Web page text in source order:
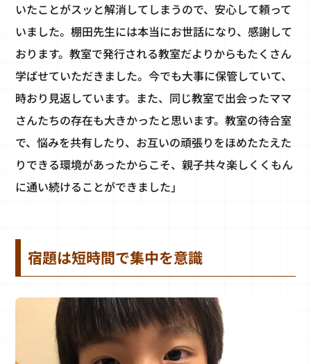
いたことがスッと解消してしまうので、安心して頼って
いました。棚田先生には本当にお世話になり、感謝して
おります。教室で発行される教室だよりからもたくさん
学ばせていただきました。今でも大事に保管していて、
時おり見返しています。また、同じ教室で出会ったママ
さんたちの存在も大きかったと思います。教室の待合室
で、悩みを共有したり、お互いの頑張りをほめたたえた
りできる環境があったからこそ、親子共々楽しくくもん
に通い続けることができました」
宿題は短時間で集中を意識